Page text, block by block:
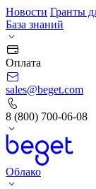
Новости Гранты
База знаний
Оплата
sales@beget.com
8 (800) 700-06-08
Облако